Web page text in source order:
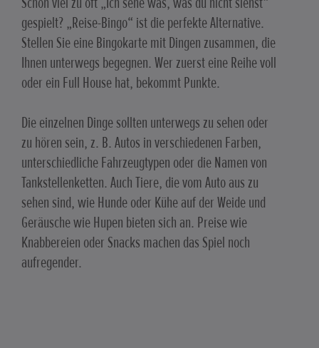
gespielt? „Reise-Bingo“ ist die perfekte Alternative.
Stellen Sie eine Bingokarte mit Dingen zusammen, die
Ihnen unterwegs begegnen. Wer zuerst eine Reihe voll
oder ein Full House hat, bekommt Punkte.
Die einzelnen Dinge sollten unterwegs zu sehen oder
zu hören sein, z. B. Autos in verschiedenen Farben,
unterschiedliche Fahrzeugtypen oder die Namen von
Tankstellenketten. Auch Tiere, die vom Auto aus zu
sehen sind, wie Hunde oder Kühe auf der Weide und
Geräusche wie Hupen bieten sich an. Preise wie
Knabbereien oder Snacks machen das Spiel noch
aufregender.